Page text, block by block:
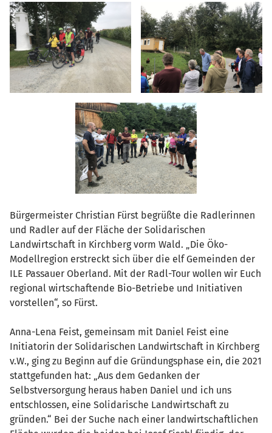
Bürgermeister Christian Fürst begrüßte die Radlerinnen
und Radler auf der Fläche der Solidarischen
Landwirtschaft in Kirchberg vorm Wald. „Die Öko-
Modellregion erstreckt sich über die elf Gemeinden der
ILE Passauer Oberland. Mit der Radl-Tour wollen wir Euch
regional wirtschaftende Bio-Betriebe und Initiativen
vorstellen“, so Fürst.
Anna-Lena Feist, gemeinsam mit Daniel Feist eine
Initiatorin der Solidarischen Landwirtschaft in Kirchberg
v.W., ging zu Beginn auf die Gründungsphase ein, die 2021
stattgefunden hat: „Aus dem Gedanken der
Selbstversorgung heraus haben Daniel und ich uns
entschlossen, eine Solidarische Landwirtschaft zu
gründen.“ Bei der Suche nach einer landwirtschaftlichen